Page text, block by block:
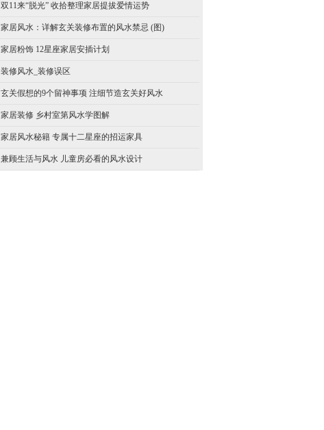
双11来“脱光” 收拾整理家居提拔爱情运势
家居风水：详解玄关装修布置的风水禁忌 (图)
家居粉饰 12星座家居安插计划
装修风水_装修误区
玄关假想的9个留神事项 注细节造玄关好风水
家居装修 乡村室第风水学图解
家居风水秘籍 专属十二星座的招运家具
兼顾生活与风水 儿童房必看的风水设计